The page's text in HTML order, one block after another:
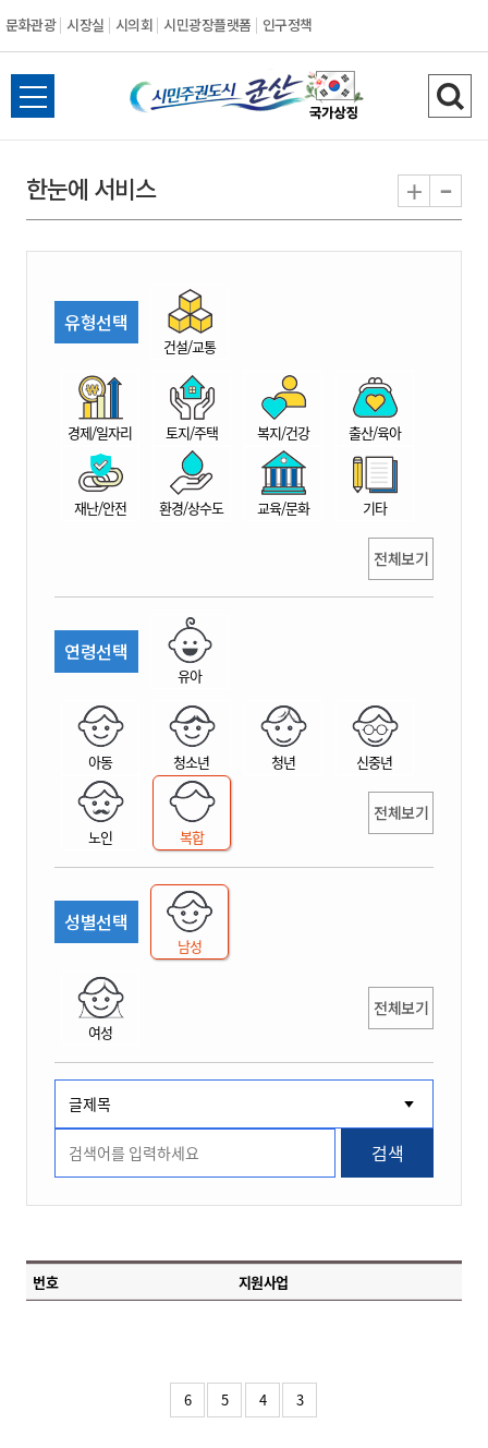
문화관광 시장실 시의회 시민광장플랫폼 인구정책
시
민
권
시
산
전
체
뉴
열
검
색
기
한눈에 서비스 + -
유형선택
건설/교통
경제/일자리 토지/주택 복지/건강 출산/육아
재난/안전 환경/상수도 교육/문화 기타
전체보기
연령선택
유아
아동 청소년 청년 신중년
노인 복합
전체보기
성별선택
남성
여성
전체보기
검색
번호 지원사업
6 5 4 3